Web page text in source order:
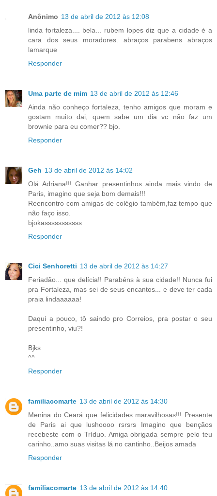
Anônimo 13 de abril de 2012 às 12:08
linda fortaleza.... bela... rubem lopes diz que a cidade é a
cara dos seus moradores. abraços parabens abraços
lamarque
Responder
Uma parte de mim 13 de abril de 2012 às 12:46
Ainda não conheço fortaleza, tenho amigos que moram e
gostam muito dai, quem sabe um dia vc não faz um
brownie para eu comer?? bjo.
Responder
Geh 13 de abril de 2012 às 14:02
Olá Adriana!!! Ganhar presentinhos ainda mais vindo de
Paris, imagino que seja bom demais!!!
Reencontro com amigas de colégio também,faz tempo que
não faço isso.
bjokasssssssssss
Responder
Cici Senhoretti 13 de abril de 2012 às 14:27
Feriadão... que delícia!! Parabéns à sua cidade!! Nunca fui
pra Fortaleza, mas sei de seus encantos... e deve ter cada
praia lindaaaaaa!
Daqui a pouco, tô saindo pro Correios, pra postar o seu
presentinho, viu?!
Bjks
^^
Responder
familiacomarte 13 de abril de 2012 às 14:30
Menina do Ceará que felicidades maravilhosas!!! Presente
de Paris ai que lushoooo rsrsrs Imagino que bençãos
recebeste com o Tríduo. Amiga obrigada sempre pelo teu
carinho..amo suas visitas lá no cantinho..Beijos amada
Responder
familiacomarte 13 de abril de 2012 às 14:40